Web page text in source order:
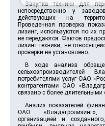
Закупка техники для
непосредственно у
действующих на
Проведенная проверка
лизинг, используются по их
не передаются. Фактов
лизинг техники, не
проверки не установлено.
В ходе анализа
сельхозпроизводителей
потребителями услуг ОАО
контрагентами ОАО
связано с более длительными
Анализ показателей
ОАО «Владагролизинг»,
организацией и